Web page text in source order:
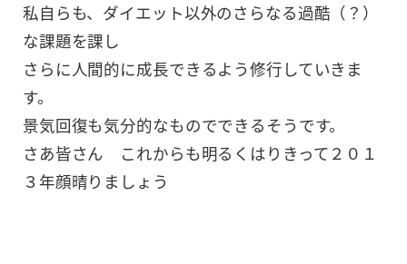
私自らも、ダイエット以外のさらなる過酷（？）
な課題を課し
さらに人間的に成長できるよう修行していきま
す。
景気回復も気分的なものでできるそうです。
さあ皆さん これからも明るくはりきって２０１
３年顔晴りましょう